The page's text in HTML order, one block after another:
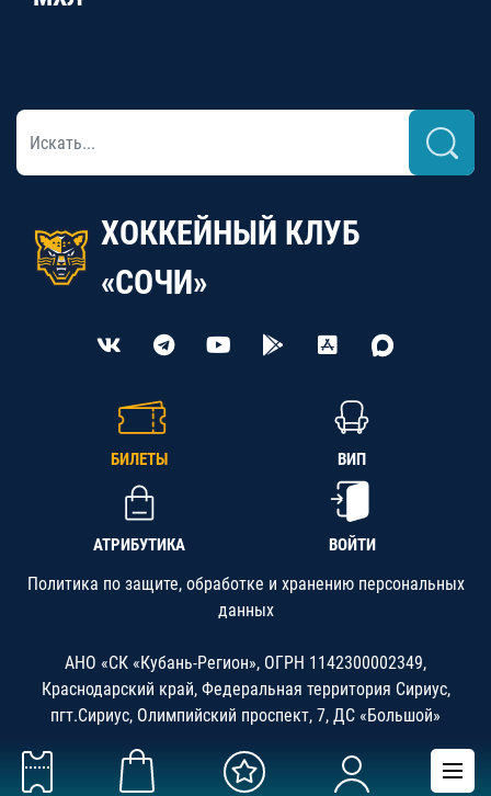
ХОККЕЙНЫЙ КЛУБ
«СОЧИ»
БИЛЕТЫ ВИП
АТРИБУТИКА ВОЙТИ
Политика по защите, обработке и хранению персональных
данных
АНО «СК «Кубань-Регион», ОГРН 1142300002349,
Краснодарский край, Федеральная территория Сириус,
пгт.Сириус, Олимпийский проспект, 7, ДС «Большой»